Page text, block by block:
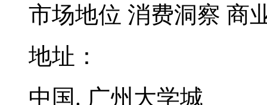
市场地位 消费洞察 商
地址：
中国. 广州大学城